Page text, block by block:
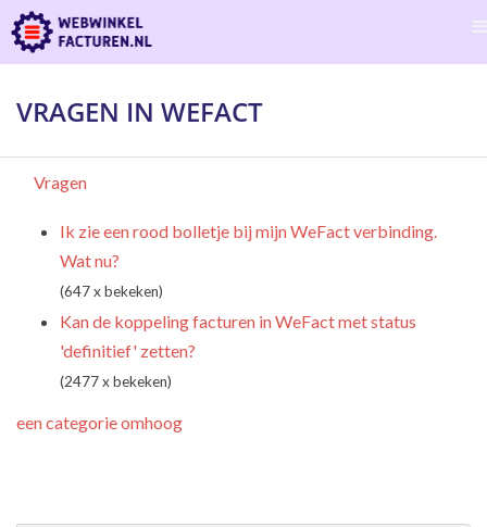
VRAGEN IN WEFACT
Vragen
Ik zie een rood bolletje bij mijn WeFact verbinding.
Wat nu?
(647 x bekeken)
Kan de koppeling facturen in WeFact met status
'definitief' zetten?
(2477 x bekeken)
een categorie omhoog